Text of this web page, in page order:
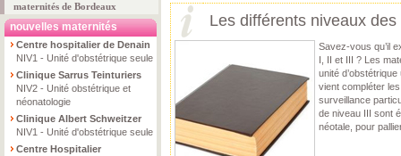
maternités de Bordeaux
nouvelles maternités
Centre hospitalier de Denain
NIV1 - Unité d'obstétrique seule
Clinique Sarrus Teinturiers
NIV2 - Unité obstétrique et
néonatologie
Clinique Albert Schweitzer
NIV1 - Unité d'obstétrique seule
Centre Hospitalier
Les différents niveaux
Savez-vous qu’il
I, II et III ? Les
unité
vient compléter
surveillance
de niveau III sont
néotale, pour